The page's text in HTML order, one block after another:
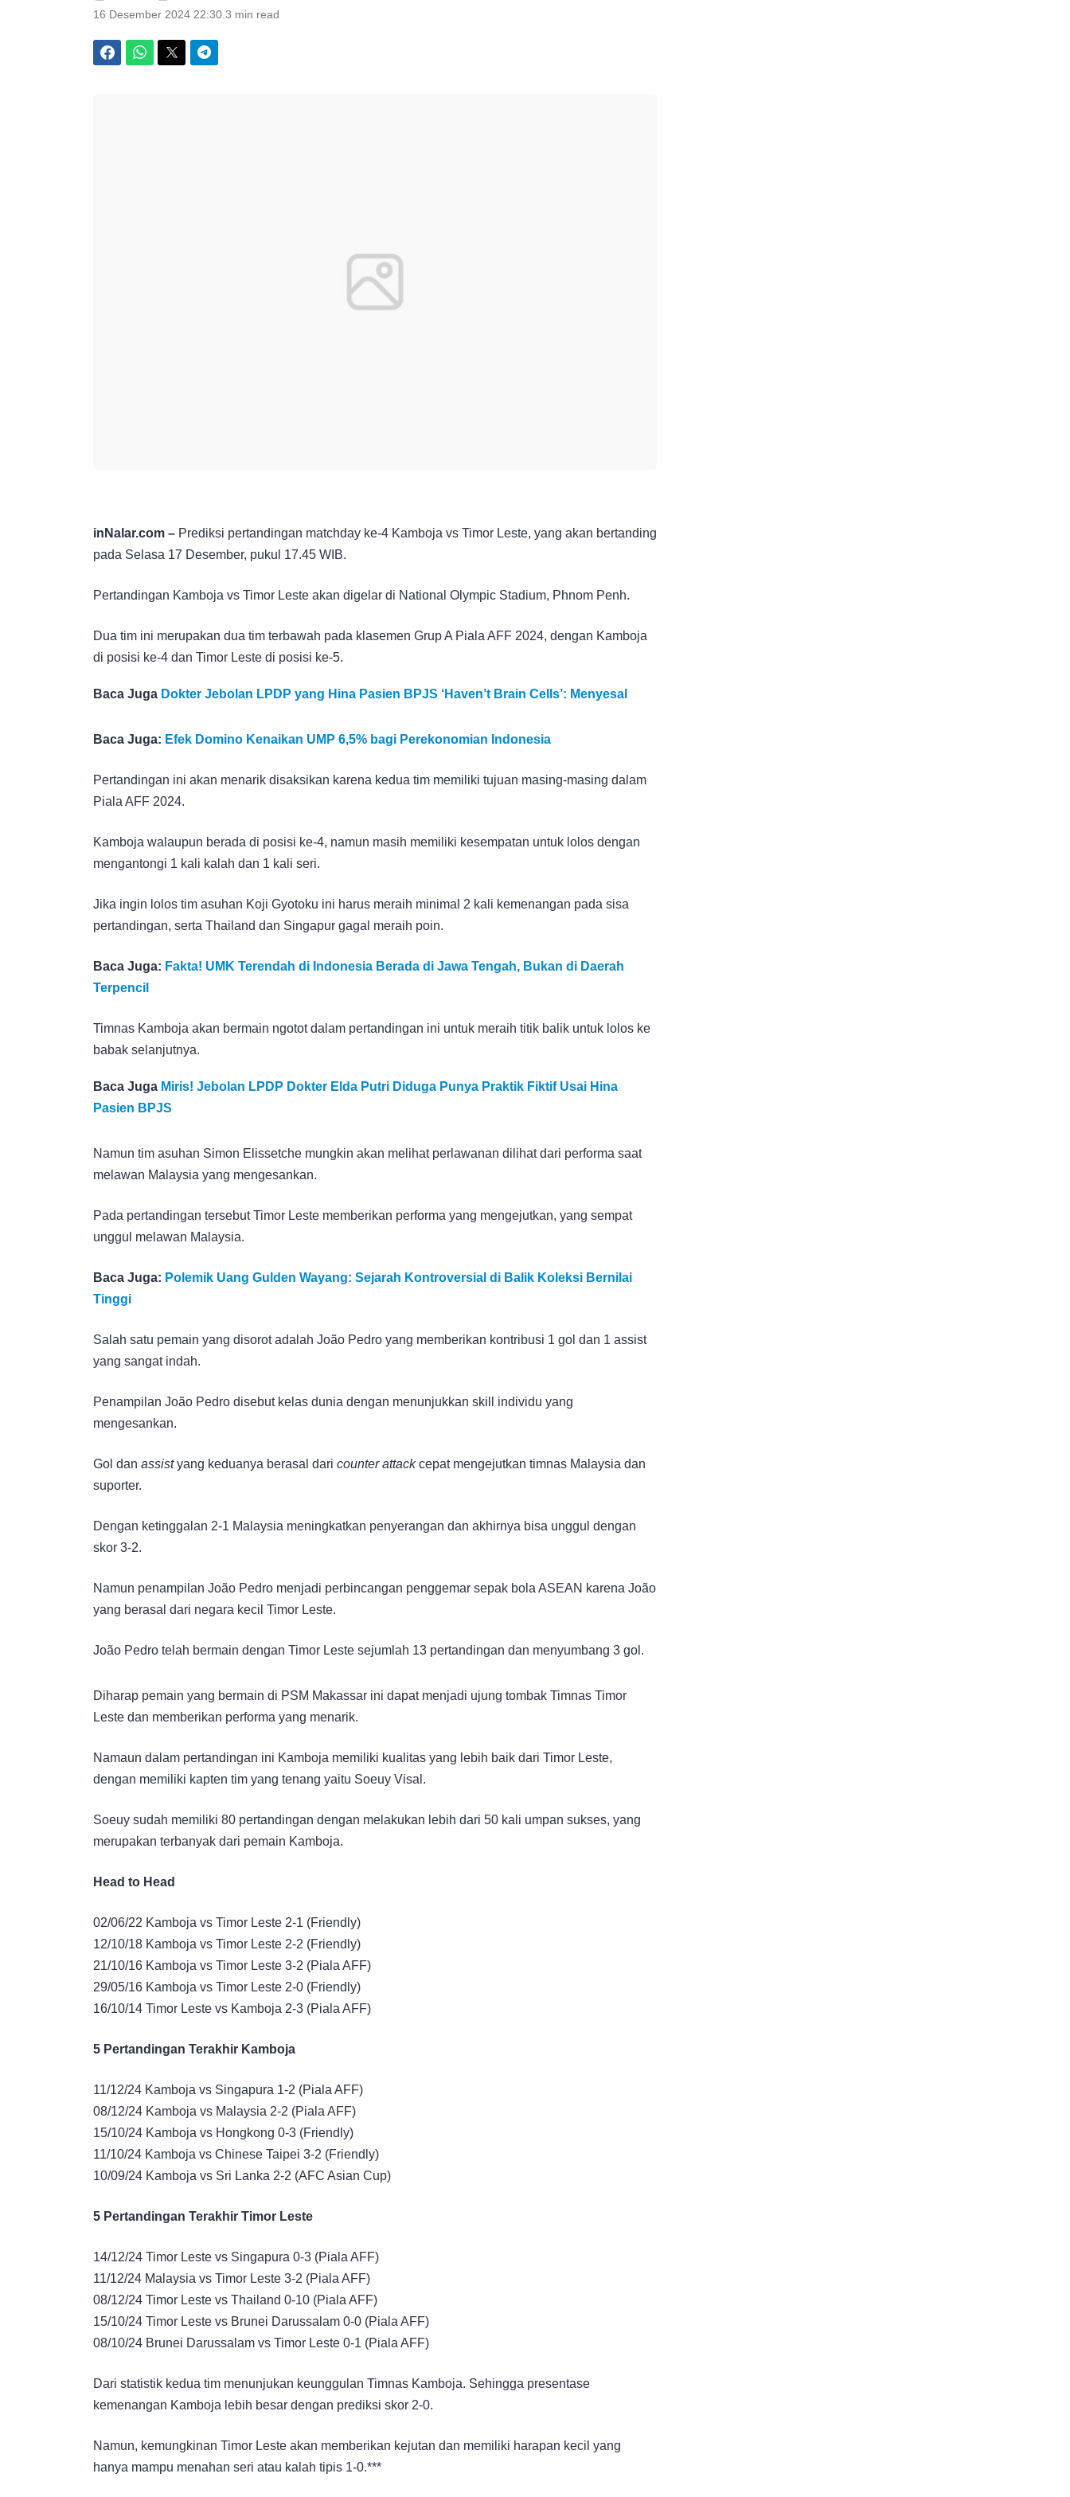
16 Desember 2024 22:30 3 min read
inNalar.com – Prediksi pertandingan matchday ke-4 Kamboja vs Timor Leste, yang akan bertanding
pada Selasa 17 Desember, pukul 17.45 WIB.
Pertandingan Kamboja vs Timor Leste akan digelar di National Olympic Stadium, Phnom Penh.
Dua tim ini merupakan dua tim terbawah pada klasemen Grup A Piala AFF 2024, dengan Kamboja
di posisi ke-4 dan Timor Leste di posisi ke-5.
Baca Juga Dokter Jebolan LPDP yang Hina Pasien BPJS ‘Haven’t Brain Cells’: Menyesal
Baca Juga: Efek Domino Kenaikan UMP 6,5% bagi Perekonomian Indonesia
Pertandingan ini akan menarik disaksikan karena kedua tim memiliki tujuan masing-masing dalam
Piala AFF 2024.
Kamboja walaupun berada di posisi ke-4, namun masih memiliki kesempatan untuk lolos dengan
mengantongi 1 kali kalah dan 1 kali seri.
Jika ingin lolos tim asuhan Koji Gyotoku ini harus meraih minimal 2 kali kemenangan pada sisa
pertandingan, serta Thailand dan Singapur gagal meraih poin.
Baca Juga: Fakta! UMK Terendah di Indonesia Berada di Jawa Tengah, Bukan di Daerah
Terpencil
Timnas Kamboja akan bermain ngotot dalam pertandingan ini untuk meraih titik balik untuk lolos ke
babak selanjutnya.
Baca Juga Miris! Jebolan LPDP Dokter Elda Putri Diduga Punya Praktik Fiktif Usai Hina
Pasien BPJS
Namun tim asuhan Simon Elissetche mungkin akan melihat perlawanan dilihat dari performa saat
melawan Malaysia yang mengesankan.
Pada pertandingan tersebut Timor Leste memberikan performa yang mengejutkan, yang sempat
unggul melawan Malaysia.
Baca Juga: Polemik Uang Gulden Wayang: Sejarah Kontroversial di Balik Koleksi Bernilai
Tinggi
Salah satu pemain yang disorot adalah João Pedro yang memberikan kontribusi 1 gol dan 1 assist
yang sangat indah.
Penampilan João Pedro disebut kelas dunia dengan menunjukkan skill individu yang
mengesankan.
Gol dan assistyang keduanya berasal dari counter attackcepat mengejutkan timnas Malaysia dan
suporter.
Dengan ketinggalan 2-1 Malaysia meningkatkan penyerangan dan akhirnya bisa unggul dengan
skor 3-2.
Namun penampilan João Pedro menjadi perbincangan penggemar sepak bola ASEAN karena João
yang berasal dari negara kecil Timor Leste.
João Pedro telah bermain dengan Timor Leste sejumlah 13 pertandingan dan menyumbang 3 gol.
Diharap pemain yang bermain di PSM Makassar ini dapat menjadi ujung tombak Timnas Timor
Leste dan memberikan performa yang menarik.
Namaun dalam pertandingan ini Kamboja memiliki kualitas yang lebih baik dari Timor Leste,
dengan memiliki kapten tim yang tenang yaitu Soeuy Visal.
Soeuy sudah memiliki 80 pertandingan dengan melakukan lebih dari 50 kali umpan sukses, yang
merupakan terbanyak dari pemain Kamboja.
Head to Head
02/06/22 Kamboja vs Timor Leste 2-1 (Friendly)
12/10/18 Kamboja vs Timor Leste 2-2 (Friendly)
21/10/16 Kamboja vs Timor Leste 3-2 (Piala AFF)
29/05/16 Kamboja vs Timor Leste 2-0 (Friendly)
16/10/14 Timor Leste vs Kamboja 2-3 (Piala AFF)
5 Pertandingan Terakhir Kamboja
11/12/24 Kamboja vs Singapura 1-2 (Piala AFF)
08/12/24 Kamboja vs Malaysia 2-2 (Piala AFF)
15/10/24 Kamboja vs Hongkong 0-3 (Friendly)
11/10/24 Kamboja vs Chinese Taipei 3-2 (Friendly)
10/09/24 Kamboja vs Sri Lanka 2-2 (AFC Asian Cup)
5 Pertandingan Terakhir Timor Leste
14/12/24 Timor Leste vs Singapura 0-3 (Piala AFF)
11/12/24 Malaysia vs Timor Leste 3-2 (Piala AFF)
08/12/24 Timor Leste vs Thailand 0-10 (Piala AFF)
15/10/24 Timor Leste vs Brunei Darussalam 0-0 (Piala AFF)
08/10/24 Brunei Darussalam vs Timor Leste 0-1 (Piala AFF)
Dari statistik kedua tim menunjukan keunggulan Timnas Kamboja. Sehingga presentase
kemenangan Kamboja lebih besar dengan prediksi skor 2-0.
Namun, kemungkinan Timor Leste akan memberikan kejutan dan memiliki harapan kecil yang
hanya mampu menahan seri atau kalah tipis 1-0.***